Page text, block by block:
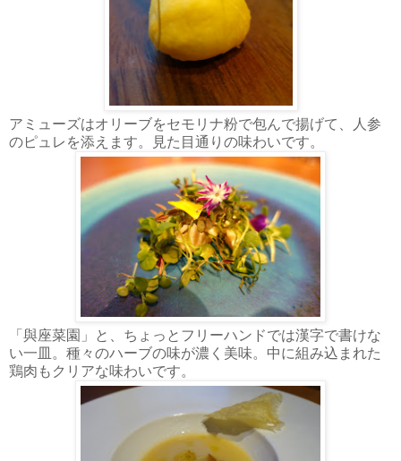
アミューズはオリーブをセモリナ粉で包んで揚げて、人参
のピュレを添えます。見た目通りの味わいです。
「與座菜園」と、ちょっとフリーハンドでは漢字で書けな
い一皿。種々のハーブの味が濃く美味。中に組み込まれた
鶏肉もクリアな味わいです。